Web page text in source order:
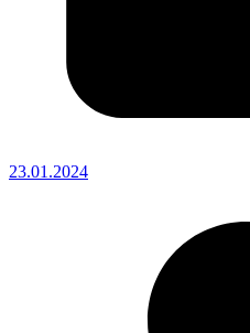
23.01.2024